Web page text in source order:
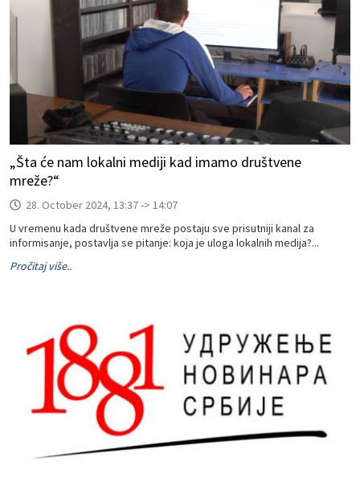
„Šta će nam lokalni mediji kad imamo društvene
mreže?“
28. October 2024, 13:37 -> 14:07
U vremenu kada društvene mreže postaju sve prisutniji kanal za
informisanje, postavlja se pitanje: koja je uloga lokalnih medija?...
Pročitaj više..